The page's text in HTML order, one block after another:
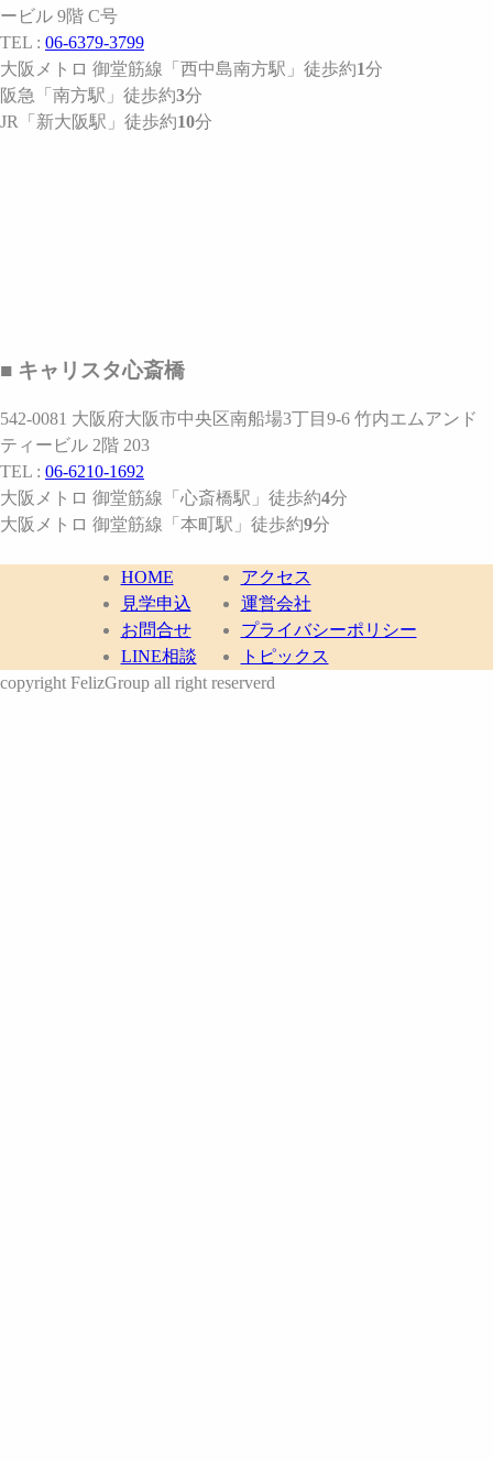
ービル 9階 C号
TEL : 06-6379-3799
大阪メトロ 御堂筋線 「西中島南方駅」 徒歩約1分
阪急
「南方駅」 徒歩約3分
JR
「新大阪駅」 徒歩約10分
■ キャリスタ心斎橋
542-0081 大阪府大阪市中央区南船場3丁目9-6 竹内エムアンド
ティービル 2階 203
TEL : 06-6210-1692
大阪メトロ 御堂筋線 「心斎橋駅」 徒歩約4分
大阪メトロ 御堂筋線 「本町駅」 徒歩約9分
HOME
見学申込
お問合せ
LINE相談
アクセス
運営会社
プライバシーポリシー
トピックス
copyright FelizGroup all right reserverd